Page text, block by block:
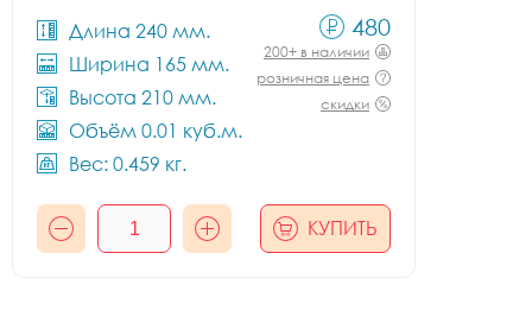
Длина 240 мм.
Ширина 165 мм.
Высота 210 мм.
Объём 0.01 куб.м.
Вес: 0.459 кг.
480
200+ в наличии
розничная цена
скидки
КУПИТЬ